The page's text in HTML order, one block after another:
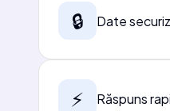
🔒 Date
⚡ Răspuns